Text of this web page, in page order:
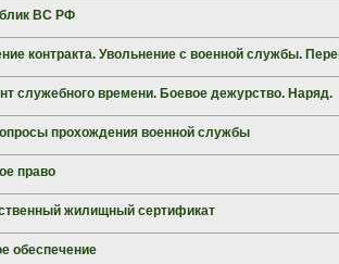
ВС РФ
контракта. Увольнение с военной службы.
служебного времени. Боевое дежурство. Наряд.
прохождения военной службы
право
жилищный сертификат
обеспечение